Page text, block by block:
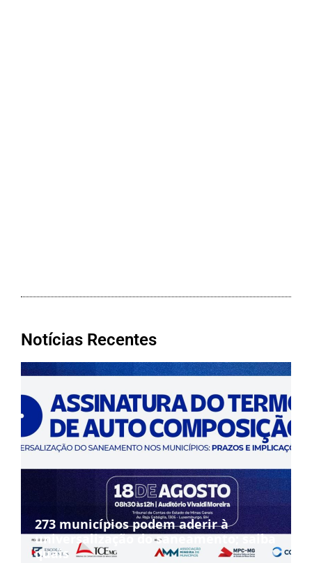
Notícias Recentes
273 municípios podem aderir à
universalização do saneamento; saiba
quais